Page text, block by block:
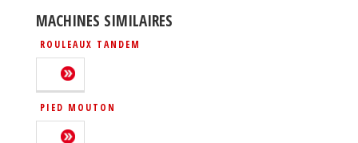
MACHINES SIMILAIRES
ROULEAUX TANDEM
PIED MOUTON